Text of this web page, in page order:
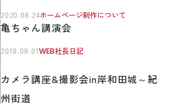
2020.08.24ホームページ制作について
亀ちゃん講演会
2018.08.01WEB社長日記
カメラ講座&撮影会in岸和田城～紀
州街道